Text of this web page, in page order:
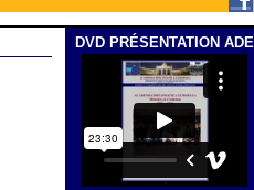
DVD PRÉSENTATION ADE